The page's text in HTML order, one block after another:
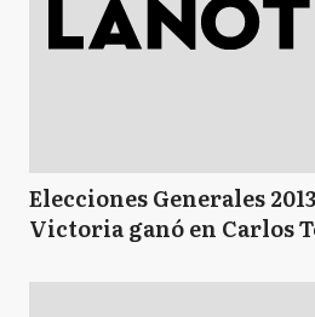
Elecciones Generales
Victoria ganó en Carlos